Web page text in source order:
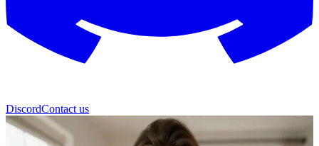
DiscordContact us